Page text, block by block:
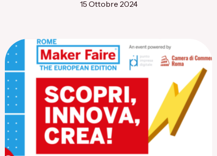
Flagship Project 8
Flagship Project 4
Flagship Project 7
15 Ottobre 2024